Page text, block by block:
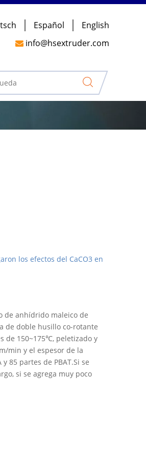
Español English
 info@hsextruder.com
los efectos del CaCO3 en
de anhídrido maleico de
de doble husillo co-rotante
de 150~175℃, peletizado y
min y el espesor de la
85 partes de PBAT.Si se
si se agrega muy poco